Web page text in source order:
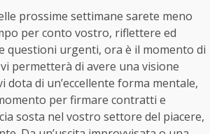
prossime settimane sarete meno
per conto vostro, riflettere ed
questioni urgenti, ora è il momento di
permetterà di avere una visione
di un’eccellente forma mentale,
per firmare contratti e
sosta nel vostro settore del piacere,